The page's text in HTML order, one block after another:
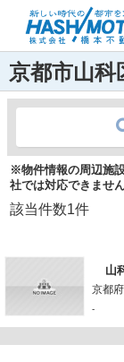
京都市山科
※物件情報の周辺施
社では対応できません
該当件数1件
山
京都
-